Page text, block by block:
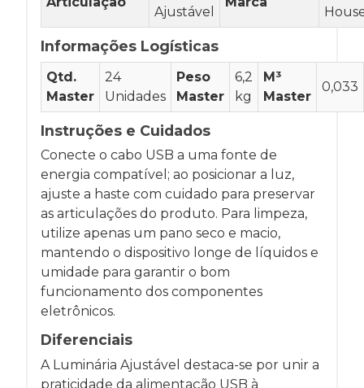
Ajustável
Informações Logísticas
Qtd.
Master
24
Unidades
Peso
Master
6,2
kg
M³
Master
0,033
Instruções e Cuidados
Conecte o cabo USB a uma fonte de
energia compatível; ao posicionar a luz,
ajuste a haste com cuidado para preservar
as articulações do produto. Para limpeza,
utilize apenas um pano seco e macio,
mantendo o dispositivo longe de líquidos e
umidade para garantir o bom
funcionamento dos componentes
eletrônicos.
Diferenciais
A Luminária Ajustável destaca-se por unir a
praticidade da alimentação USB à